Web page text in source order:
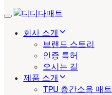
Toggle
navigation
회사 소개
브랜드 스토리
인증 특허
오시는 길
제품 소개
TPU 층간소음 매트